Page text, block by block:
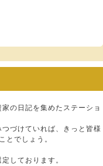
の日記を集めたステーショ
づけていれば、きっと皆様
とでしょう。
しております。